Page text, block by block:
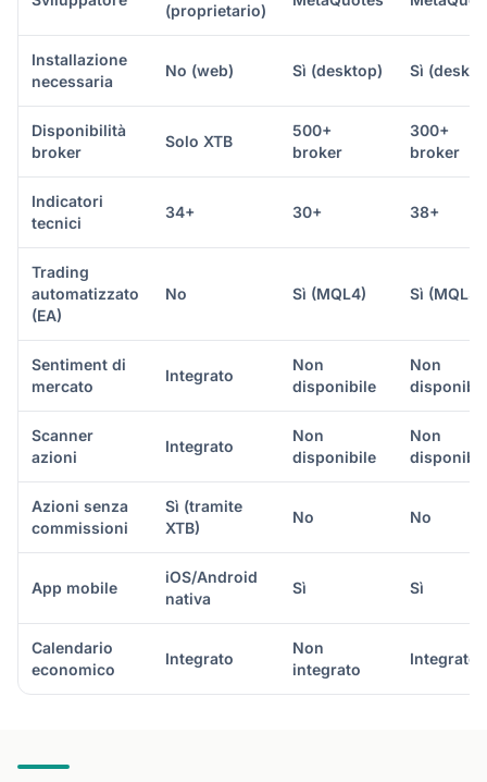
(proprietario)
Installazione
necessaria
No (web) Sì (desktop) Sì
Disponibilità
broker
Solo XTB
500+
broker
300+
broker
Indicatori
tecnici
34+ 30+ 38+
Trading
automatizzato
(EA)
No Sì (MQL4) Sì (MQL5)
Sentiment di
mercato
Integrato
Non
disponibile
Non
Scanner
azioni
Integrato
Non
disponibile
Non
Azioni senza
commissioni
Sì (tramite
XTB)
No No
App mobile
iOS/Android
nativa
Sì Sì
Calendario
economico
Integrato
Non
integrato
Integrato